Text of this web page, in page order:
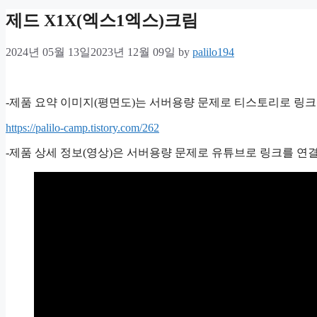
제드 X1X(엑스1엑스)크림
2024년 05월 13일2023년 12월 09일 by palilo194
-제품 요약 이미지(평면도)는 서버용량 문제로 티스토리로 링
https://palilo-camp.tistory.com/262
-제품 상세 정보(영상)은 서버용량 문제로 유튜브로 링크를 연